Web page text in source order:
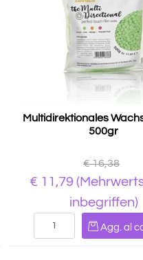
Multidirektionales
500gr
€ 16,38
€ 11,79
inbegriffen)
Quantità
Agg. al